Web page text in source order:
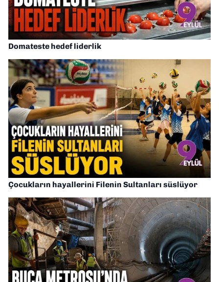
Domateste hedef liderlik
Çocukların hayallerini Filenin Sultanları süslüyor